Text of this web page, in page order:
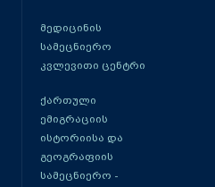
მედიცინის
სამეცნიერო
კვლევითი ცენტრი
ქართული
ემიგრაციის
ისტორიისა და
გეოგრაფიის
სამეცნიერო -